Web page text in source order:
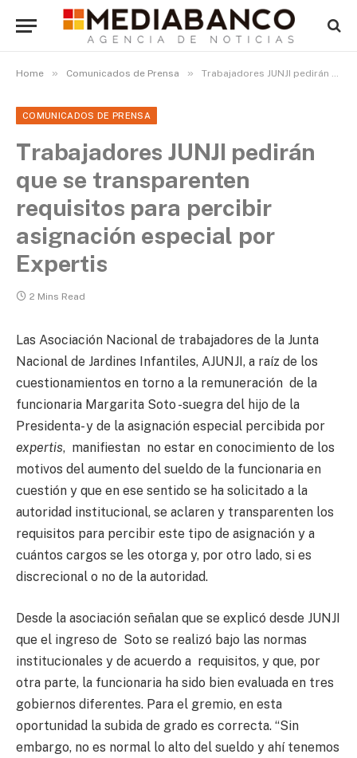
Home » Comunicados de Prensa » Trabajadores JUNJI pedirán que se transparenten requisitos para percibir asignación especial por Expertis
COMUNICADOS DE PRENSA
Trabajadores JUNJI pedirán
que se transparenten
requisitos para percibir
asignación especial por
Expertis
2 Mins Read
Las Asociación Nacional de trabajadores de la Junta
Nacional de Jardines Infantiles, AJUNJI, a raíz de los
cuestionamientos en torno a la remuneración de la
funcionaria Margarita Soto -suegra del hijo de la
Presidenta- y de la asignación especial percibida por
expertis, manifiestan no estar en conocimiento de los
motivos del aumento del sueldo de la funcionaria en
cuestión y que en ese sentido se ha solicitado a la
autoridad institucional, se aclaren y transparenten los
requisitos para percibir este tipo de asignación y a
cuántos cargos se les otorga y, por otro lado, si es
discrecional o no de la autoridad.
Desde la asociación señalan que se explicó desde JUNJI
que el ingreso de Soto se realizó bajo las normas
institucionales y de acuerdo a requisitos, y que, por
otra parte, la funcionaria ha sido bien evaluada en tres
gobiernos diferentes. Para el gremio, en esta
oportunidad la subida de grado es correcta. “Sin
embargo, no es normal lo alto del sueldo y ahí tenemos